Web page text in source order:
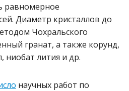
равномерное
Диаметр кристаллов до
Чохральского
гранат, а также корунд,
ниобат лития и др.
научных работ по